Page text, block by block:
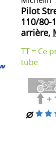
Pilot
110/80-
arrière,
TT = Ce
tube